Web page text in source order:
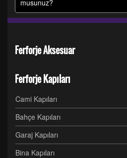
musunuz?
Ferforje Aksesuar
Ferforje Kapıları
Cami Kapıları
Bahçe Kapıları
Garaj Kapıları
Bina Kapıları